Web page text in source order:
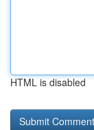
HTML is disabled